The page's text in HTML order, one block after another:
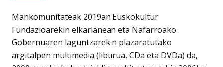
Mankomunitateak 2019an Euskokultur
Fundazioarekin elkarlanean eta Nafarroako
Gobernuaren laguntzarekin plazaratutako
argitalpen multimedia (liburua, CDa eta DVDa) da,